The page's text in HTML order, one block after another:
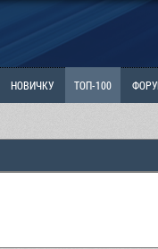
НОВИЧКУ ТОП-100